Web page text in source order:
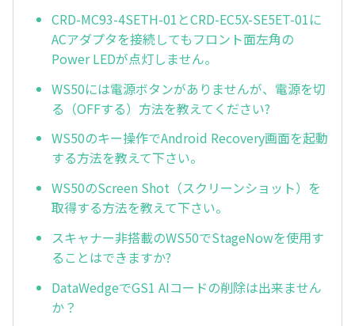
CRD-MC93-4SETH-01とCRD-EC5X-SE5ET-01に
ACアダプタを接続してもフロント面左角の
Power LEDが点灯しません。
WS50には電源ボタンがありませんが、電源を切
る（OFFする）方法を教えてください?
WS50のキー操作でAndroid Recovery画面を起動
する方法を教えて下さい。
WS50のScreen Shot（スクリーンショット）を
取得する方法を教えて下さい。
スキャナー非搭載のWS50でStageNowを使用す
ることはできますか?
DataWedgeでGS1 AIコードの削除は出来ません
か？